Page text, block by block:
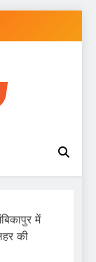
में
की